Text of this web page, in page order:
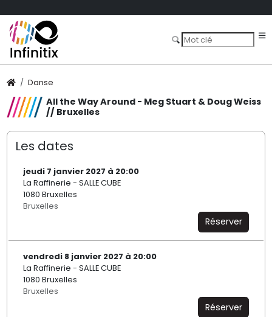
Danse
All the Way Around - Meg Stuart & Doug Weiss
// Bruxelles
Les dates
jeudi 7 janvier 2027 à 20:00
La Raffinerie - SALLE CUBE
1080 Bruxelles
Bruxelles
Réserver
vendredi 8 janvier 2027 à 20:00
La Raffinerie - SALLE CUBE
1080 Bruxelles
Bruxelles
Réserver